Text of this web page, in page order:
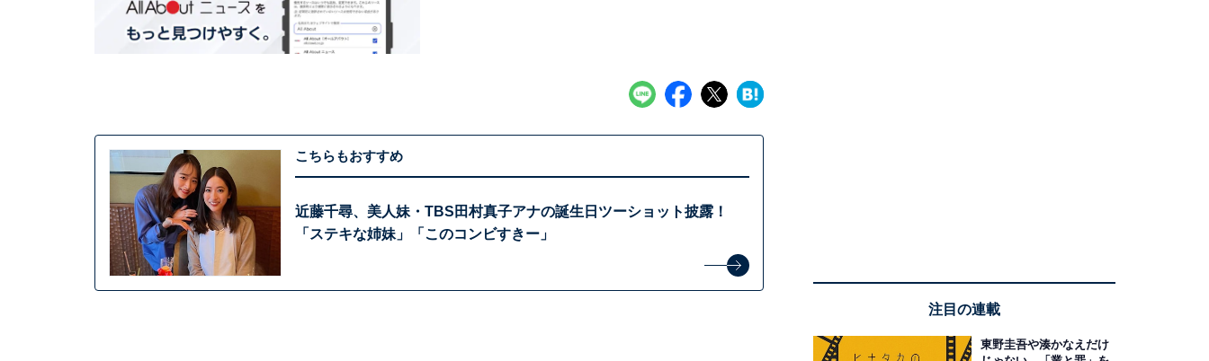
こちらもおすすめ
近藤千尋、美人妹・TBS田村真子アナの誕生日ツーショット披露！
「ステキな姉妹」「このコンビすきー」
注目の連載
東野圭吾や湊かなえだけ